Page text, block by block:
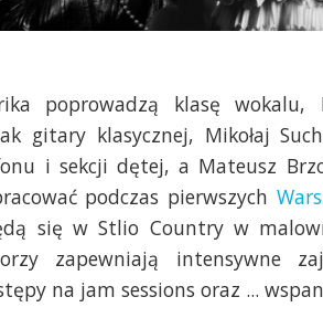
poprowadzą klasę wokalu,
gitary klasycznej, Mikołaj
i sekcji dętej, a Mateusz
podczas pierwszych
się w Stlio Country w
zapewniają intensywne
na jam sessions oraz ...